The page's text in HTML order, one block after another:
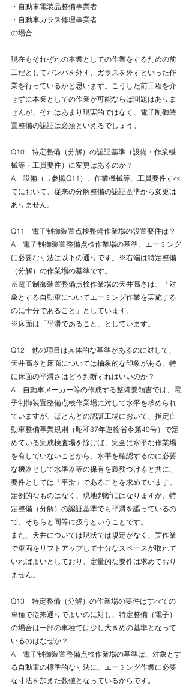
・自動車電装品整備事業者
・自動車ガラス修理事業者
の場合
現在もそれぞれの本業としての作業をするための前
工程としてバンパを外す、ガラスを外すといった作
業を行っているかと思います。こうした前工程を介
せずに本業としての作業が可能ならば問題はありま
せんが、それはあまり現実的ではなく、電子制御装
置整備の認証は必須といえるでしょう。
Q10　特定整備（分解）の認証基準（設備・作業機
械等・工員要件）に変更はあるのか？
A　設備（→参照Q11）、作業機械等、工員要件すべ
てにおいて、従来の分解整備の認証基準から変更は
ありません。
Q11　電子制御装置点検整備作業場の設置要件は？
A　電子制御装置整備点検作業場の基準、エーミング
に必要な寸法は以下の通りです。※右端は特定整備
（分解）の作業場の基準です。
※電子制御装置整備点検作業場の天井高さは、「対
象とする自動車についてエーミング作業を実施する
のに十分であること」としています。
※床面は「平滑であること」としています。
Q12　他の項目は具体的な基準があるのに対して、
天井高さと床面については抽象的な印象がある。特
に床面の平滑さはどう判断すればいいのか？
A　自動車メーカー等の作成する整備要領書では、電
子制御装置整備点検作業場に対して水平を求められ
ていますが、ほとんどの認証工場において、指定自
動車整備事業規則（昭和37年運輸省令第49号）で定
めている完成検査場を除けば、完全に水平な作業場
を有していないことから、水平を確認するのに必要
な機器として水準器等の保有を義務づけると共に、
要件としては「平滑」であることを求めています。
定例的なものはなく、現地判断にはなりますが、特
定整備（分解）の認証基準でも平滑を謳っているの
で、そちらと同等に扱うということです。
また、天井については現状では規定がなく、実作業
で車両をリフトアップして十分なスペースが取れて
いればよいとしており、定量的な要件は求めており
ません。
Q13　特定整備（分解）の作業場の要件はすべての
車種で従来通りでよいのに対し、特定整備（電子）
の場合は一部の車種では少し大きめの基準となって
いるのはなぜか？
A　電子制御装置整備点検作業場の基準は、対象とす
る自動車の標準的な寸法に、エーミング作業に必要
な寸法を加えた数値となっているからです。